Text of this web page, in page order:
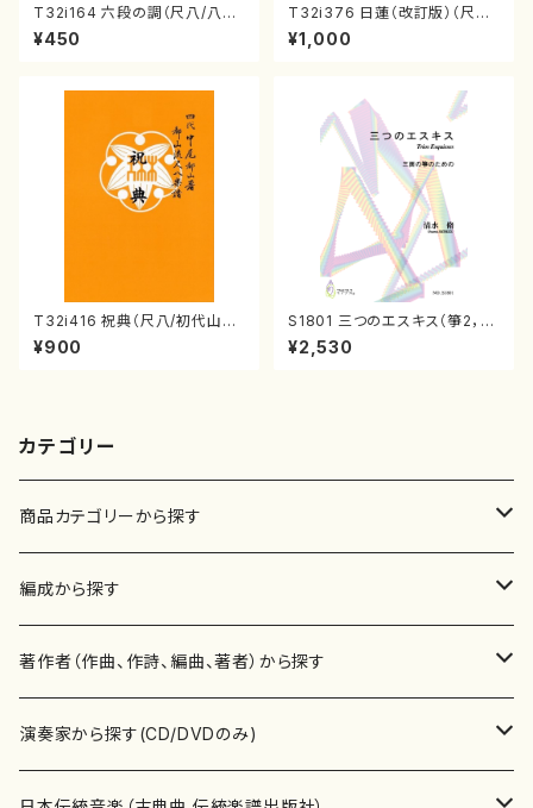
T32i164 六段の調（尺八/八橋
検校/楽譜）都山流公刊楽譜曲
番:1016
¥450
T32i376 日蓮（改訂版）（尺八/
宮城道雄/楽譜）都山流公刊楽譜
曲番:2081
¥1,000
T32i416 祝典（尺八/初代山川
園松/楽譜）都山流公刊楽譜曲
番:2121
¥900
S1801 三つのエスキス（箏2，1
7/清水 脩/楽譜）
¥2,530
カテゴリー
商品カテゴリーから探す
楽譜
書籍
書籍
テキストブック
CD・DVD
編成から探す
邦楽器
箏・琴（ソロ）
箏・琴（合奏）
合唱
混声合唱
著作者（作曲、作詩、編曲、著者）から探す
あ行
青木省三(アオキ ショウゾウ)
演奏家から探す(CD/DVDのみ)